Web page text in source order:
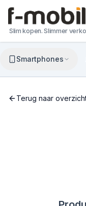
Slim kopen. Slimmer
Smartphones
Terug naar